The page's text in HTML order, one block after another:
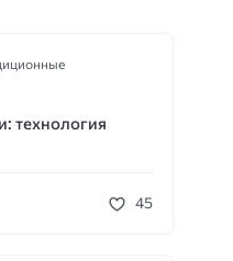
технология
45